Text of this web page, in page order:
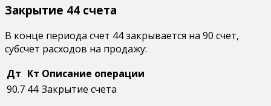
Закрытие 44 счета
В конце периода счет 44 закрывается на 90 счет,
субсчет расходов на продажу:
Дт Кт Описание операции
90.7 44 Закрытие счета